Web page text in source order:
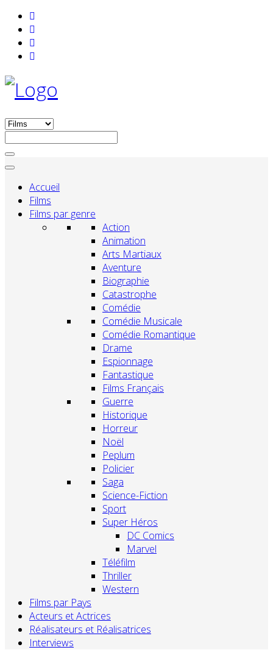
Accueil
Films
Films par genre
Action
Animation
Arts Martiaux
Aventure
Biographie
Catastrophe
Comédie
Comédie Musicale
Comédie Romantique
Drame
Espionnage
Fantastique
Films Français
Guerre
Historique
Horreur
Noël
Peplum
Policier
Saga
Science-Fiction
Sport
Super Héros
DC Comics
Marvel
Téléfilm
Thriller
Western
Films par Pays
Acteurs et Actrices
Réalisateurs et Réalisatrices
Interviews